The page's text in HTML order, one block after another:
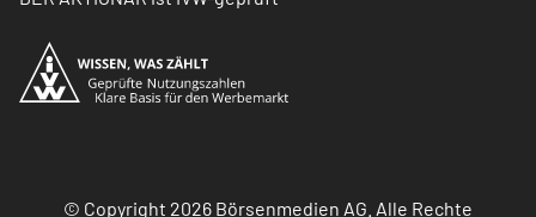
© Copyright 2026 Börsenmedien AG. Alle Rechte